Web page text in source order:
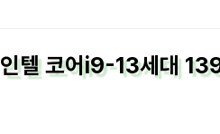
인텔 코어i9-13세대